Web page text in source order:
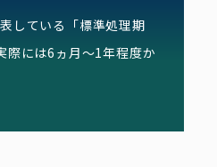
している「標準処理期
際には6ヵ月～1年程度か